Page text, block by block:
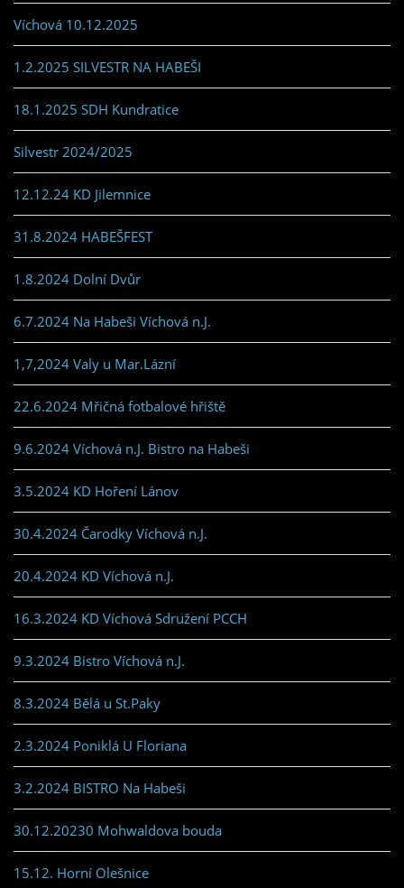
Víchová 10.12.2025
1.2.2025 SILVESTR NA HABEŠI
18.1.2025 SDH Kundratice
Silvestr 2024/2025
12.12.24 KD Jilemnice
31.8.2024 HABEŠFEST
1.8.2024 Dolní Dvůr
6.7.2024 Na Habeši Víchová n.J.
1,7,2024 Valy u Mar.Lázní
22.6.2024 Mřičná fotbalové hřiště
9.6.2024 Víchová n.J. Bistro na Habeši
3.5.2024 KD Hoření Lánov
30.4.2024 Čarodky Víchová n.J.
20.4.2024 KD Víchová n.J.
16.3.2024 KD Víchová Sdružení PCCH
9.3.2024 Bistro Víchová n.J.
8.3.2024 Bělá u St.Paky
2.3.2024 Poniklá U Floriana
3.2.2024 BISTRO Na Habeši
30.12.20230 Mohwaldova bouda
15.12. Horní Olešnice